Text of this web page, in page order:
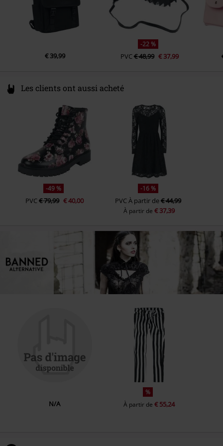
€ 39,99
-22 %
PVC€ 48,99 € 37,99
Les clients ont aussi acheté
-49 %
PVC€ 79,99 € 40,00
-16 %
PVCÀ partir de€ 44,99
À partir de€ 37,39
N/A
%
À partir de€ 55,24